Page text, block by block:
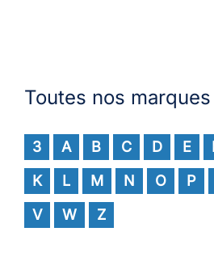
Toutes nos marques
3 A B C D E
K
L M N O P
V
W Z